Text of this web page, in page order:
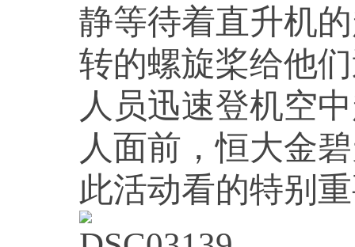
静等待着直升机
转的螺旋桨给他
人员迅速登机空
人面前，恒大金
此活动看的特别